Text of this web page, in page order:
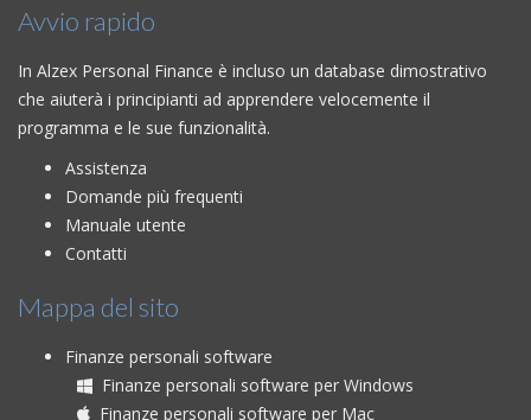
Avvio rapido
In Alzex Personal Finance è incluso un database dimostrativo
che aiuterà i principianti ad apprendere velocemente il
programma e le sue funzionalità.
Assistenza
Domande più frequenti
Manuale utente
Contatti
Mappa del sito
Finanze personali software
Finanze personali software per Windows
Finanze personali software per Mac